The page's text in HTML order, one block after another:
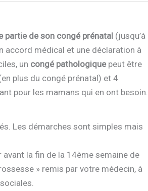
partie de son congé prénatal (jusqu’à
accord médical et une déclaration à
un congé pathologiquepeut être
plus du congé prénatal) et 4
pour les mamans qui en ont besoin.
Les démarches sont simples mais
avant la fin de la 14ème semaine de
» remis par votre médecin, à